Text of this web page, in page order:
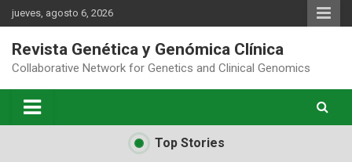
Saltar
al
contenido
jueves, agosto 6, 2026
Revista Genética y Genómica Clínica
Collaborative Network for Genetics and Clinical Genomics
Top Stories